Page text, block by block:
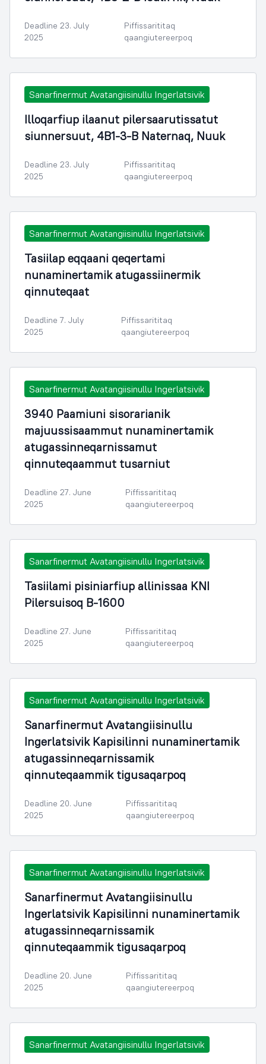
Deadline 23. July
2025
Piffissarititaq
qaangiutereerpoq
Sanarfinermut Avatangiisinullu Ingerlatsivik
Illoqarfiup ilaanut pilersaarutissatut
siunnersuut, 4B1-3-B Naternaq, Nuuk
Deadline 23. July
2025
Piffissarititaq
qaangiutereerpoq
Sanarfinermut Avatangiisinullu Ingerlatsivik
Tasiilap eqqaani qeqertami
nunaminertamik atugassiinermik
qinnuteqaat
Deadline 7. July
2025
Piffissarititaq
qaangiutereerpoq
Sanarfinermut Avatangiisinullu Ingerlatsivik
3940 Paamiuni sisorarianik
majuussisaammut nunaminertamik
atugassinneqarnissamut
qinnuteqaammut tusarniut
Deadline 27. June
2025
Piffissarititaq
qaangiutereerpoq
Sanarfinermut Avatangiisinullu Ingerlatsivik
Tasiilami pisiniarfiup allinissaa KNI
Pilersuisoq B-1600
Deadline 27. June
2025
Piffissarititaq
qaangiutereerpoq
Sanarfinermut Avatangiisinullu Ingerlatsivik
Sanarfinermut Avatangiisinullu
Ingerlatsivik Kapisilinni nunaminertamik
atugassinneqarnissamik
qinnuteqaammik tigusaqarpoq
Deadline 20. June
2025
Piffissarititaq
qaangiutereerpoq
Sanarfinermut Avatangiisinullu Ingerlatsivik
Sanarfinermut Avatangiisinullu
Ingerlatsivik Kapisilinni nunaminertamik
atugassinneqarnissamik
qinnuteqaammik tigusaqarpoq
Deadline 20. June
2025
Piffissarititaq
qaangiutereerpoq
Sanarfinermut Avatangiisinullu Ingerlatsivik